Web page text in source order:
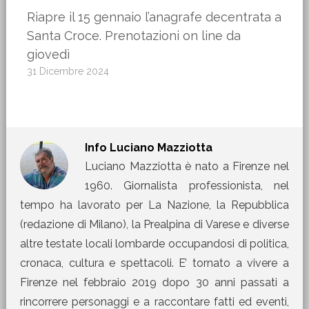
Riapre il 15 gennaio l’anagrafe decentrata a
Santa Croce. Prenotazioni on line da
giovedì
31 Dicembre 2024
Info Luciano Mazziotta
Luciano Mazziotta è nato a Firenze nel
1960. Giornalista professionista, nel
tempo ha lavorato per La Nazione, la Repubblica
(redazione di Milano), la Prealpina di Varese e diverse
altre testate locali lombarde occupandosi di politica,
cronaca, cultura e spettacoli. E’ tornato a vivere a
Firenze nel febbraio 2019 dopo 30 anni passati a
rincorrere personaggi e a raccontare fatti ed eventi,